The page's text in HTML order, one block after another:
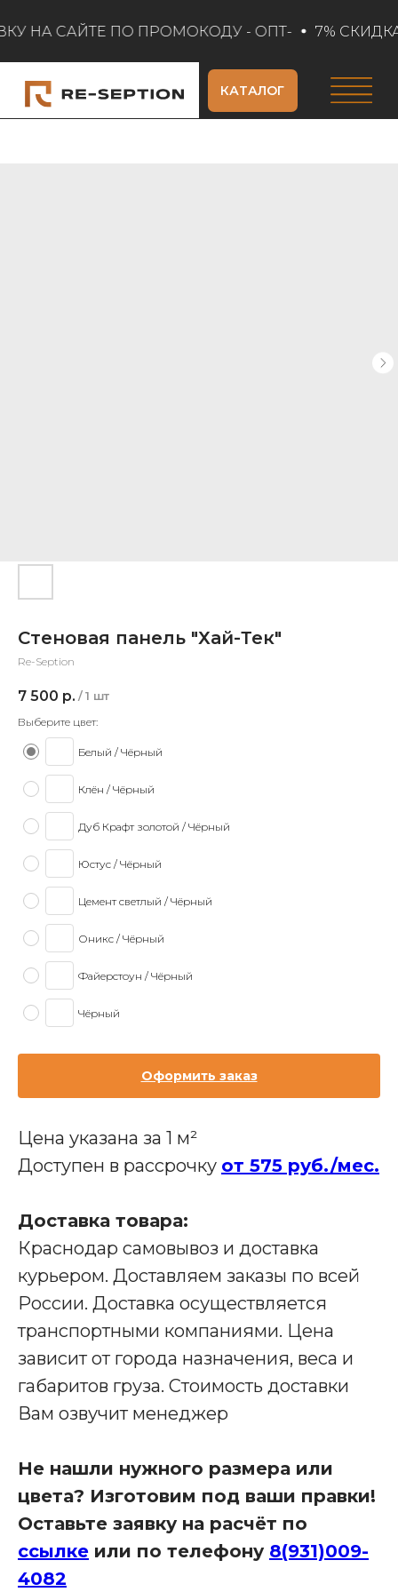
НА САЙТЕ ПО ПРОМОКОДУ - ОПТ- 7%
КАТАЛОГ
Стеновая панель "Хай-Тек"
Re-Seption
7 500 р. / 1 шт
Выберите цвет:
Белый / Чёрный
Клён / Чёрный
Дуб Крафт золотой / Чёрный
Юстус / Чёрный
Цемент светлый / Чёрный
Оникс / Чёрный
Файерстоун / Чёрный
Чёрный
Оформить заказ
Цена указана за 1 м²
Доступен в рассрочку от 575 руб./мес.
Доставка товара:
Краснодар самовывоз и доставка
курьером. Доставляем заказы по всей
России. Доставка осуществляется
транспортными компаниями. Цена
зависит от города назначения, веса и
габаритов груза. Стоимость доставки
Вам озвучит менеджер
Не нашли нужного размера или
цвета? Изготовим под ваши правки!
Оставьте заявку на расчёт по
ссылке или по телефону 8(931)009-
4082
Яндекс Карты
Яндекс Карты — транспорт, навигация, поиск мест
Производство мебели для бизнеса
Наши адреса:
Офис в Краснодаре:
г. Краснодар, улица Шоссе Нефтяников, д. 28,
ТЦ Ньютон, 2 этаж, кабинет 42
Связаться с нами:
seption.com
Заказать звонок